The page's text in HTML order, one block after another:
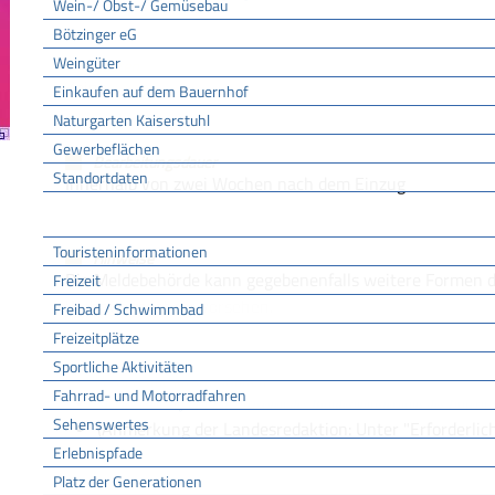
Wein-/ Obst-/ Gemüsebau
Bötzinger eG
Weingüter
Einkaufen auf dem Bauernhof
Naturgarten Kaiserstuhl
Gewerbeflächen
Standortdaten
Touristeninformationen
Freizeit
Freibad / Schwimmbad
Freizeitplätze
Sportliche Aktivitäten
Fahrrad- und Motorradfahren
Sehenswertes
Erlebnispfade
Platz der Generationen
Kosten
Keine
Bearbeitungsdauer
Innerhalb von zwei Wochen nach dem Einzug
Hinweise
Die Meldebehörde kann gegebenenfalls weitere Formen
Wohnungsgebers vorsehen.
Vertiefende Informationen
Meldewesen auf den Internetseiten des Bundesministeriums des Innern
(Anmerkung der Landesredaktion: Unter